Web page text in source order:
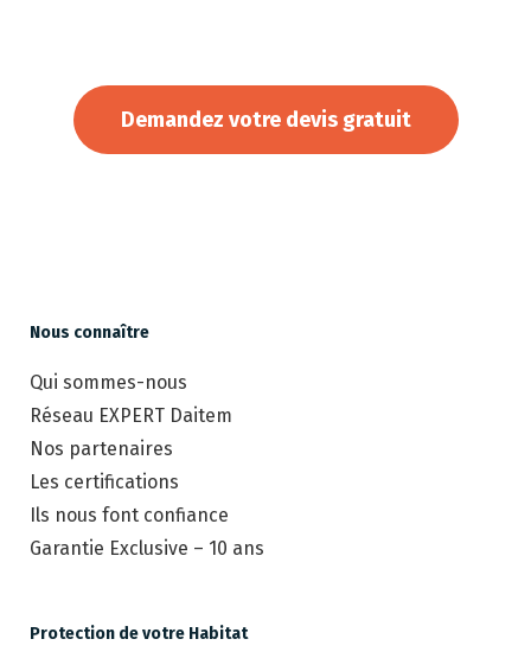
Demandez votre devis gratuit
Nous connaître
Qui sommes-nous
Réseau EXPERT Daitem
Nos partenaires
Les certifications
Ils nous font confiance
Garantie Exclusive – 10 ans
Protection de votre Habitat